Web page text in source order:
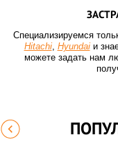
Специализируемся
Hitachi, Hyundaiи
можете задать нам